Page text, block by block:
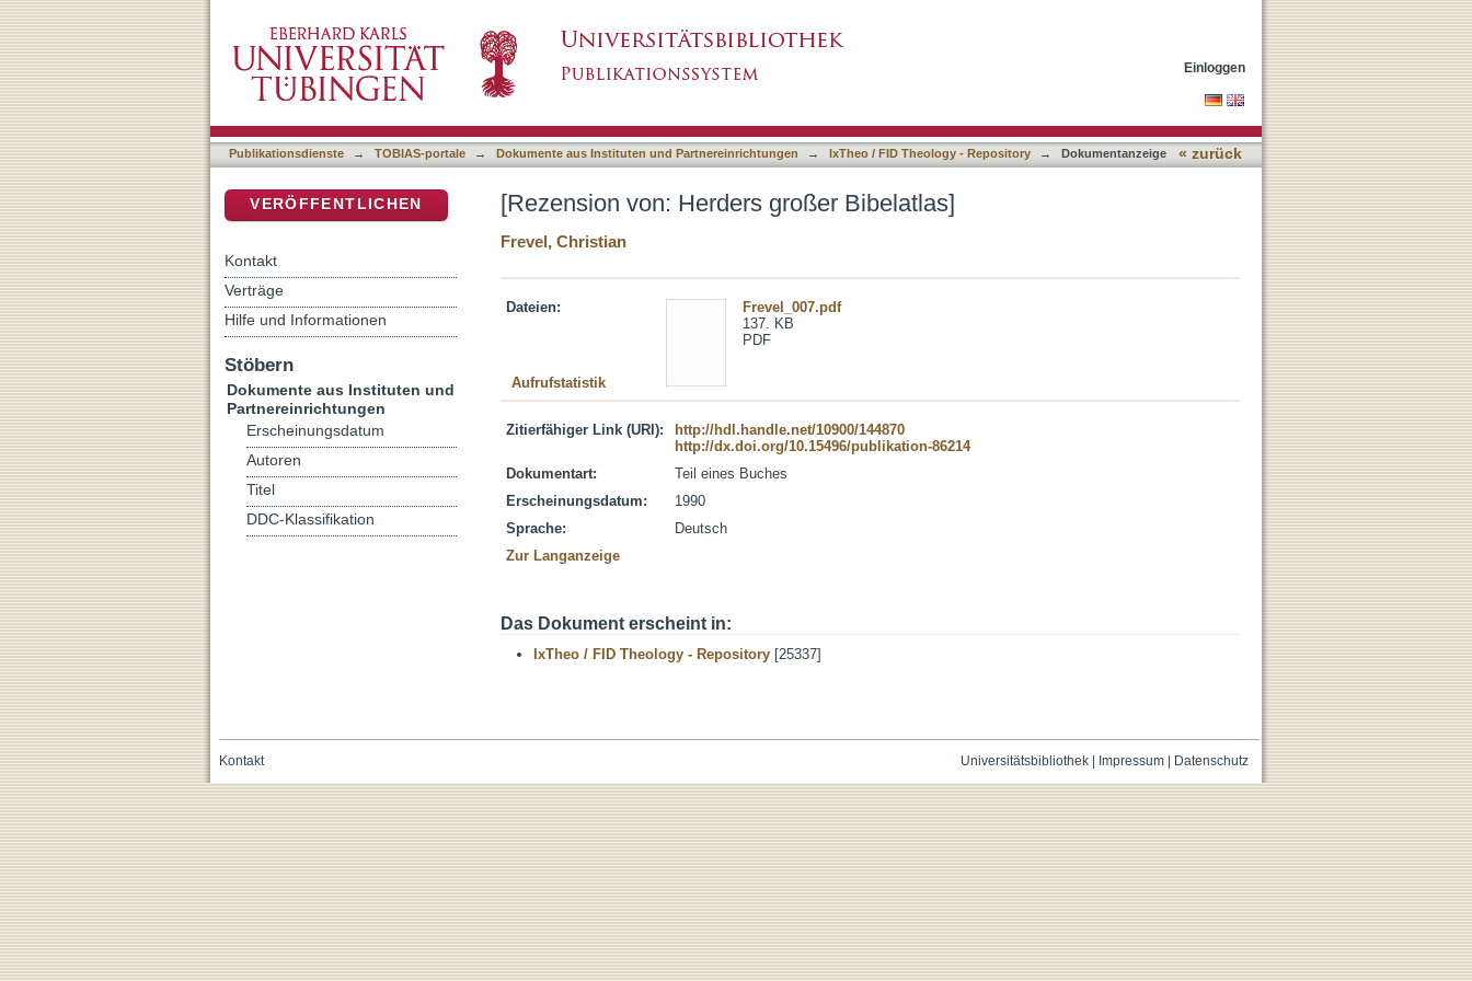
Einloggen
Publikationsdienste → TOBIAS-portale → Dokumente aus Instituten und Partnereinrichtungen → IxTheo / FID Theology - Repository → Dokumentanzeige « zurück
[Rezension von: Herders großer Bibelatlas]
Frevel, Christian
Dateien:
Frevel_007.pdf
137. KB
PDF
Aufrufstatistik
Zitierfähiger Link (URI):
http://hdl.handle.net/10900/144870
http://dx.doi.org/10.15496/publikation-86214
Dokumentart:
Teil eines Buches
Erscheinungsdatum:
1990
Sprache:
Deutsch
Zur Langanzeige
Das Dokument erscheint in:
IxTheo / FID Theology - Repository [25337]
VERÖFFENTLICHEN
Kontakt
Verträge
Hilfe und Informationen
Stöbern
Dokumente aus Instituten und
Partnereinrichtungen
Erscheinungsdatum
Autoren
Titel
DDC-Klassifikation
Universitätsbibliothek| Impressum| Datenschutz
Kontakt